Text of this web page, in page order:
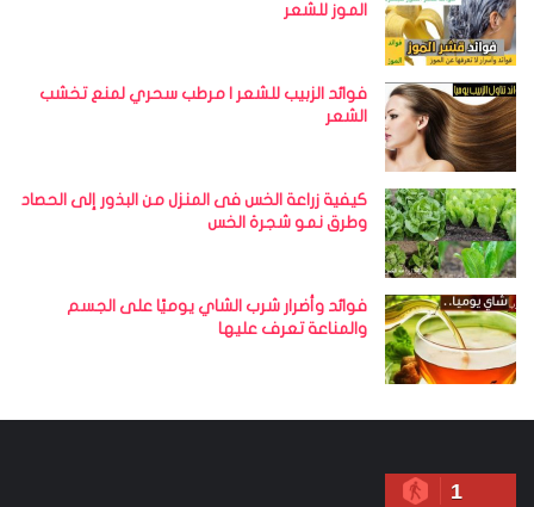
الموز للشعر
فوائد الزبيب للشعر | مرطب سحري لمنع تخشب
الشعر
كيفية زراعة الخس فى المنزل من البذور إلى الحصاد
وطرق نمو شجرة الخس
فوائد وأضرار شرب الشاي يوميًا على الجسم
والمناعة تعرف عليها
1